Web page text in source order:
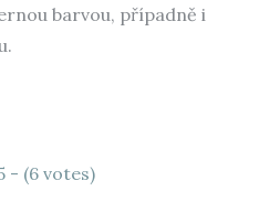
barvou, případně i
- (6 votes)